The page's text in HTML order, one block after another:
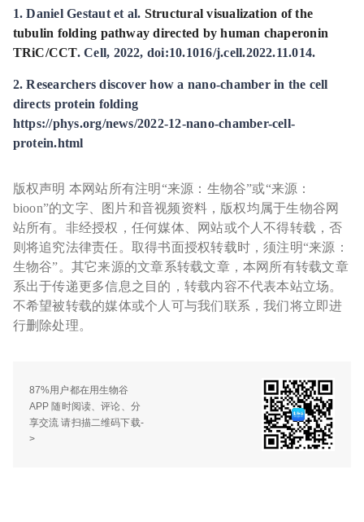
1. Daniel Gestaut et al. Structural visualization of the
tubulin folding pathway directed by human chaperonin
TRiC/CCT. Cell, 2022, doi:10.1016/j.cell.2022.11.014.
2. Researchers discover how a nano-chamber in the cell
directs protein folding
https://phys.org/news/2022-12-nano-chamber-cell-
protein.html
版权声明 本网站所有注明“来源：生物谷”或“来源：
bioon”的文字、图片和音视频资料，版权均属于生物谷网
站所有。非经授权，任何媒体、网站或个人不得转载，否
则将追究法律责任。取得书面授权转载时，须注明“来源：
生物谷”。其它来源的文章系转载文章，本网所有转载文章
系出于传递更多信息之目的，转载内容不代表本站立场。
不希望被转载的媒体或个人可与我们联系，我们将立即进
行删除处理。
87%用户都在用生物谷
APP 随时阅读、评论、分
享交流 请扫描二维码下载-
>